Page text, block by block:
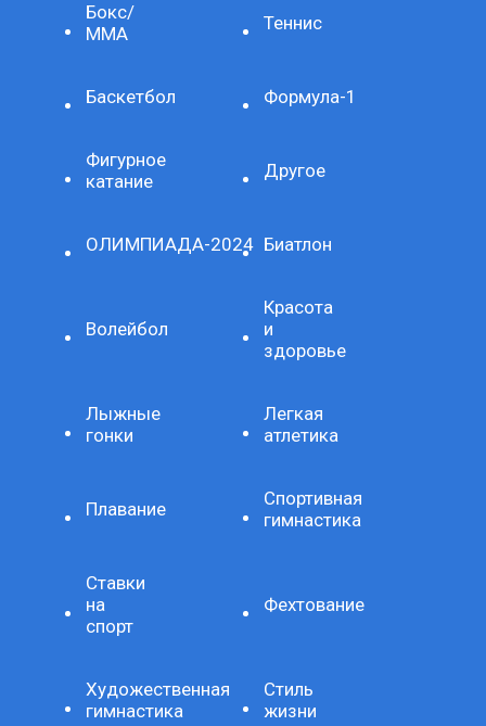
Бокс/
ММА
Теннис
Баскетбол Формула-1
Фигурное
катание
Другое
ОЛИМПИАДА-2024 Биатлон
Волейбол
Красота
и
здоровье
Лыжные
гонки
Легкая
атлетика
Плавание
Спортивная
гимнастика
Ставки
на
спорт
Фехтование
Художественная
гимнастика
Стиль
жизни